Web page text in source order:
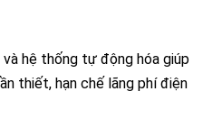
hệ thống tự động hóa giúp
thiết, hạn chế lãng phí điện